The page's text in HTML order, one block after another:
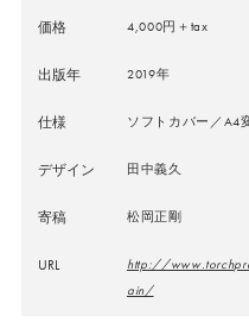
価格 4,000円＋tax
出版年 2019年
仕様 ソフトカバー／A4
デザイン 田中義久
寄稿 松岡正剛
URL
http://
ain/